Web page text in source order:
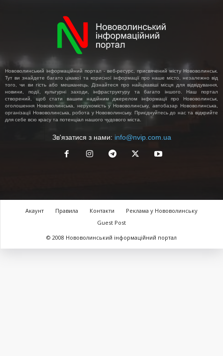
Нововолинський інформаційний портал - веб-ресурс, присвячений місту Нововолинськ.
Тут ви знайдете багато цікавої та корисної інформації про наше місто, незалежно від
того, чи ви гість або мешканець. Дізнайтеся про найцікавіші місця для відвідування,
новини, події, культурні заходи, інфраструктуру та багато іншого. Наш портал
створений, щоб стати вашим надійним джерелом інформації про Нововолинськ,
оголошення Нововолинська, нерухомість у Нововолинську, автобазар Нововолинська,
організації Нововолинська, робота у Нововолинську. Приєднуйтесь до нас та відкрийте
для себе всю красу та потенціал нашого чудового міста.
Зв'язатися з нами: info@nvip.com.ua
Акаунт Правила Контакти
Реклама у Нововолинську
Guest Post
© 2008 Нововолинський інформаційний портал